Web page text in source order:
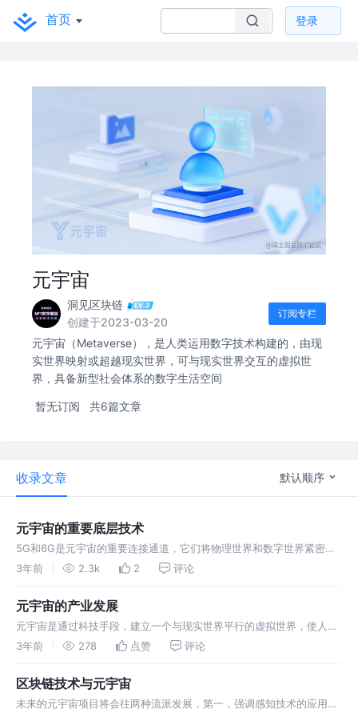
首页 登录
元宇宙
洞见区块链
创建于2023-03-20
订阅专栏
元宇宙（Metaverse），是人类运用数字技术构建的，由现
实世界映射或超越现实世界，可与现实世界交互的虚拟世
界，具备新型社会体系的数字生活空间
暂无订阅 共6篇文章
收录文章 默认顺序
元宇宙的重要底层技术
5G和6G是元宇宙的重要连接通道，它们将物理世界和数字世界紧密相
连，支持多人在虚拟世界中实时互动。 区块链是元宇宙的重要底层技
中心化的应用
3年前 2.3k 2 评论
元宇宙的产业发展
元宇宙是通过科技手段，建立一个与现实世界平行的虚拟世界，使人沉
浸其中并可以进行交互的网络虚拟空间。元宇宙在过去十年中经历了一
虚拟现实和增强
3年前 278 点赞 评论
区块链技术与元宇宙
未来的元宇宙项目将会往两种流派发展，第一，强调感知技术的应用，